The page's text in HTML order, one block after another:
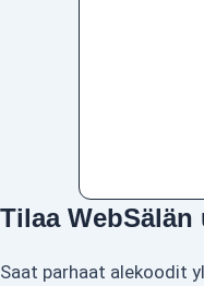
Tilaa
Saat parhaat alekoodit